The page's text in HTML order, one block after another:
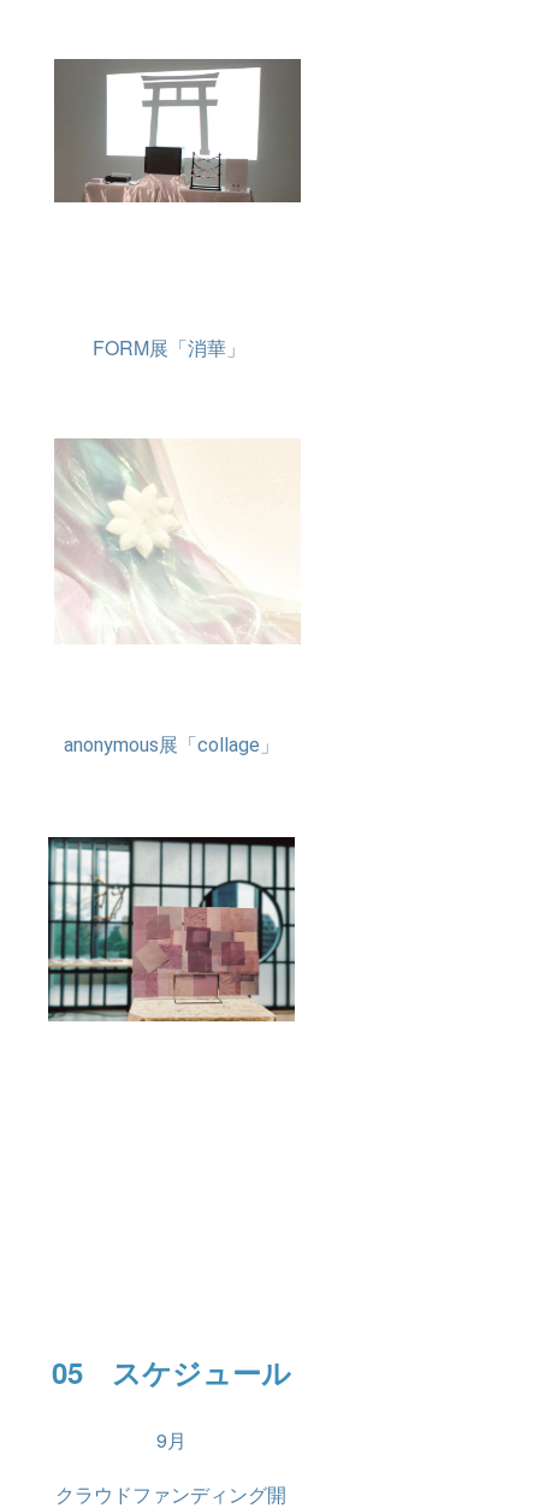
FORM展「消華」
anonymous展「collage」
05 スケジュール
9月
クラウドファンディング開